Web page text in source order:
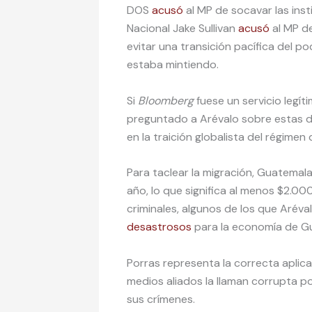
DOS acusó al MP de socavar las
Nacional Jake Sullivan acusó al MP
evitar una transición pacífica del
estaba mintiendo.
Si Bloombergfuese un servicio
preguntado a Arévalo sobre estas
en la traición globalista del régimen
Para taclear la migración,
año, lo que significa al menos
criminales, algunos de los que
desastrosos para la economía de
Porras representa la correcta
medios aliados la llaman corrupta
sus crímenes.